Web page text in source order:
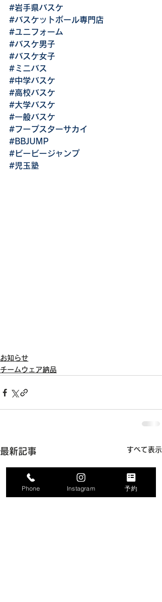
#岩手県バスケ
#バスケットボール専門店
#ユニフォーム
#バスケ男子
#バスケ女子
#ミニバス
#中学バスケ
#高校バスケ
#大学バスケ
#一般バスケ
#フープスターサカイ
#BBJUMP
#ビービージャンプ
#児玉塾
お知らせ
チームウェア納品
最新記事 すべて表示
Phone Instagram 予約